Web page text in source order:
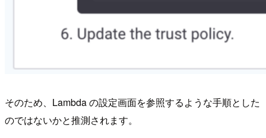
そのため、Lambda の設定画面を参照するような手順とした
のではないかと推測されます。